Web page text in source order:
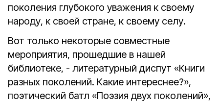
поколения глубокого уважения к своему
народу, к своей стране, к своему селу.
Вот только некоторые совместные
мероприятия, прошедшие в нашей
библиотеке, - литературный диспут «Книги
разных поколений. Какие интереснее?»,
поэтический батл «Поэзия двух поколений»,